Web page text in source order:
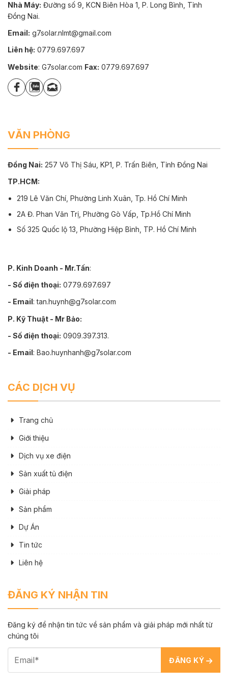
Nhà Máy: Đường số 9, KCN Biên Hòa 1, P. Long Bình, Tỉnh
Đồng Nai.
Email: g7solar.nlmt@gmail.com
Liên hệ: 0779.697.697
Website: G7solar.com Fax: 0779.697.697
VĂN PHÒNG
Đồng Nai: 257 Võ Thị Sáu, KP1, P. Trấn Biên, Tỉnh Đồng Nai
TP.HCM:
219 Lê Văn Chí, Phường Linh Xuân, Tp. Hồ Chí Minh
2A Đ. Phan Văn Trị, Phường Gò Vấp, Tp.Hồ Chí Minh
Số 325 Quốc lộ 13, Phường Hiệp Bình, TP. Hồ Chí Minh
P. Kinh Doanh - Mr.Tấn:
- Số điện thoại: 0779.697.697
- Email: tan.huynh@g7solar.com
P. Kỹ Thuật - Mr Bảo:
- Số điện thoại: 0909.397.313.
- Email: Bao.huynhanh@g7solar.com
CÁC DỊCH VỤ
Trang chủ
Giới thiệu
Dịch vụ xe điện
Sản xuất tủ điện
Giải pháp
Sản phẩm
Dự Án
Tin tức
Liên hệ
ĐĂNG KÝ NHẬN TIN
Đăng ký để nhận tin tức về sản phẩm và giải pháp mới nhất từ
chúng tôi
ĐĂNG KÝ